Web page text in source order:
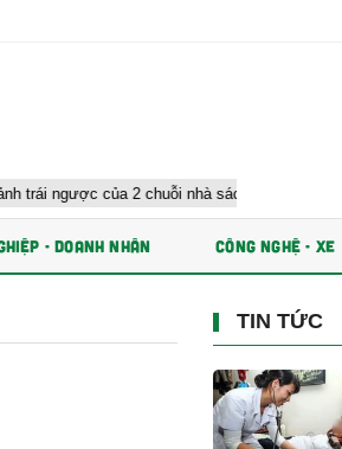
2 chuỗi nhà sách lớn nhất Việt Nam
- DOANH NHÂN CÔNG NGHỆ - XE
TIN TỨC